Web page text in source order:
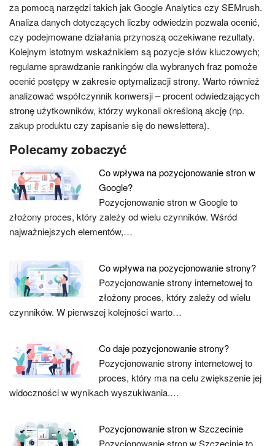
za pomocą narzędzi takich jak Google Analytics czy SEMrush.
Analiza danych dotyczących liczby odwiedzin pozwala ocenić,
czy podejmowane działania przynoszą oczekiwane rezultaty.
Kolejnym istotnym wskaźnikiem są pozycje słów kluczowych;
regularne sprawdzanie rankingów dla wybranych fraz pomoże
ocenić postępy w zakresie optymalizacji strony. Warto również
analizować współczynnik konwersji – procent odwiedzających
stronę użytkowników, którzy wykonali określoną akcję (np.
zakup produktu czy zapisanie się do newslettera).
Polecamy zobaczyć
Co wpływa na pozycjonowanie stron w
Google?
Pozycjonowanie stron w Google to
złożony proces, który zależy od wielu czynników. Wśród
najważniejszych elementów,…
Co wpływa na pozycjonowanie strony?
Pozycjonowanie strony internetowej to
złożony proces, który zależy od wielu
czynników. W pierwszej kolejności warto…
Co daje pozycjonowanie strony?
Pozycjonowanie strony internetowej to
proces, który ma na celu zwiększenie jej
widoczności w wynikach wyszukiwania.…
Pozycjonowanie stron w Szczecinie
Pozycjonowanie stron w Szczecinie to